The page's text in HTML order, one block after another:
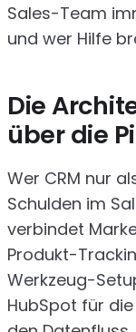
Sales-Team
und wer Hilfe
Die
über die
Wer CRM nur
Schulden im
verbindet
Produkt-
Werkzeug-
HubSpot für